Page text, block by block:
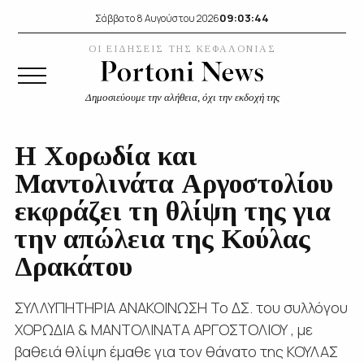
Σάββατο 8 Αυγούστου 202609:03:44
ΟΙ ΕΙΔΗΣΕΙΣ ΤΗΣ ΚΕΦΑΛΟΝΙΑΣ
Δημοσιεύουμε την αλήθεια, όχι την εκδοχή της
Η Χορωδία και
Μαντολινάτα Αργοστολίου
εκφράζει τη θλίψη της για
την απώλεια της Κούλας
Δρακάτου
ΣΥΛΛΥΠΗΤΗΡΙΑ ΑΝΑΚΟΙΝΩΣΗ Το ΔΣ. του συλλόγου
ΧΟΡΩΔΙΑ & ΜΑΝΤΟΛΙΝΑΤΑ ΑΡΓΟΣΤΟΛΙΟΥ , με
βαθειά θλίψη έμαθε για τον θάνατο της ΚΟΥΛΑΣ